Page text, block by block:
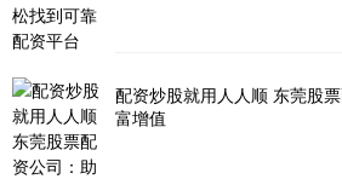
配资炒股就用人人顺 东莞股
富增值